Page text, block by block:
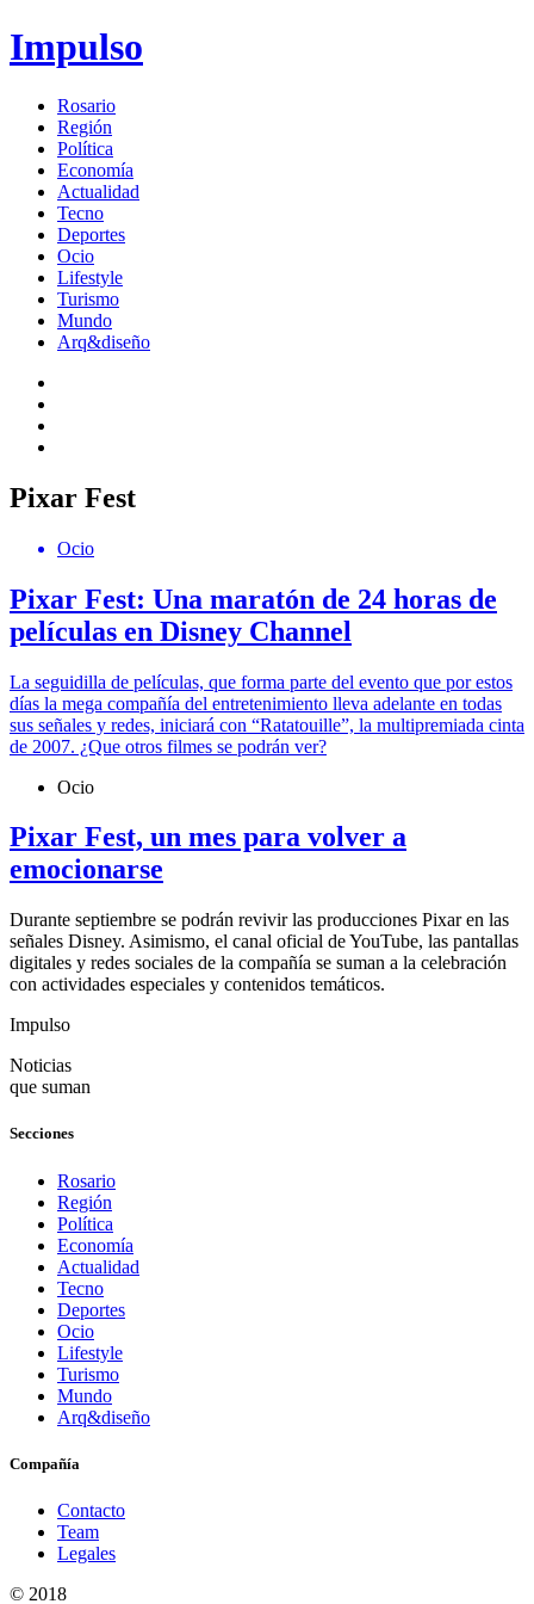
Impulso
Rosario
Región
Política
Economía
Actualidad
Tecno
Deportes
Ocio
Lifestyle
Turismo
Mundo
Arq&diseño
Pixar Fest
Ocio
Pixar Fest: Una maratón de 24 horas de
películas en Disney Channel
La seguidilla de películas, que forma parte del evento que por estos
días la mega compañía del entretenimiento lleva adelante en todas
sus señales y redes, iniciará con “Ratatouille”, la multipremiada cinta
de 2007. ¿Que otros filmes se podrán ver?
Ocio
Pixar Fest, un mes para volver a
emocionarse
Durante septiembre se podrán revivir las producciones Pixar en las
señales Disney. Asimismo, el canal oficial de YouTube, las pantallas
digitales y redes sociales de la compañía se suman a la celebración
con actividades especiales y contenidos temáticos.
Impulso
Noticias
que suman
Secciones
Rosario
Región
Política
Economía
Actualidad
Tecno
Deportes
Ocio
Lifestyle
Turismo
Mundo
Arq&diseño
Compañía
Contacto
Team
Legales
© 2018